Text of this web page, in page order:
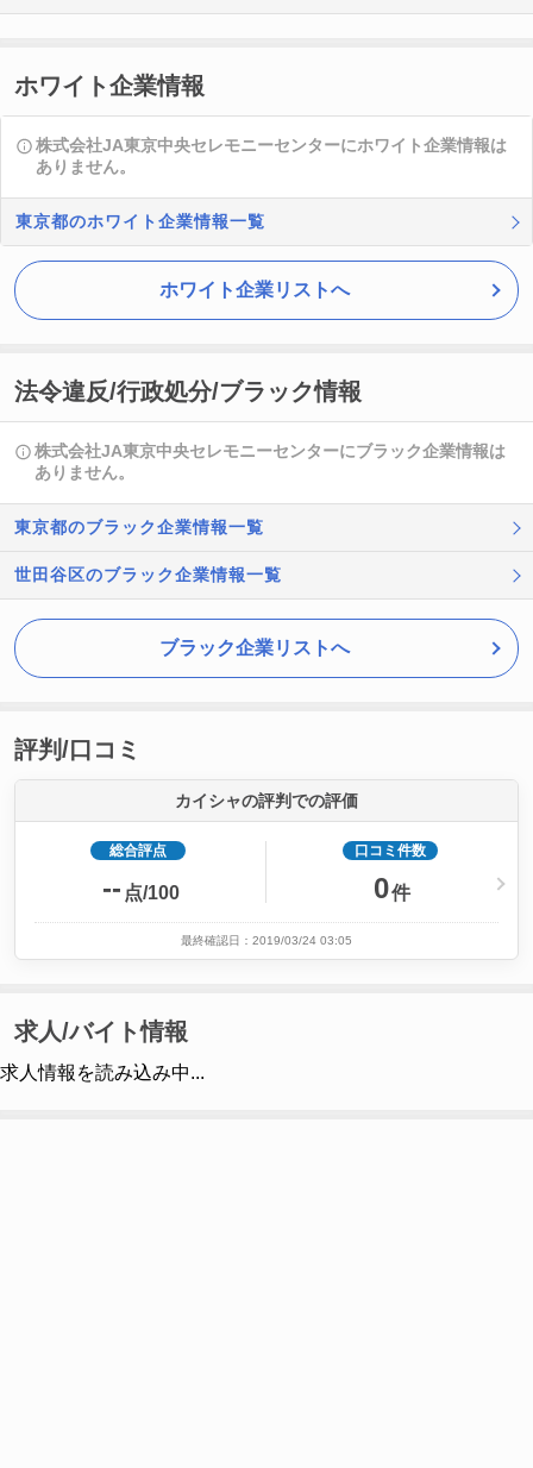
ホワイト企業情報
株式会社JA東京中央セレモニーセンターにホワイト企業情報は
ありません。
東京都のホワイト企業情報一覧
ホワイト企業リストへ
法令違反/行政処分/ブラック情報
株式会社JA東京中央セレモニーセンターにブラック企業情報は
ありません。
東京都のブラック企業情報一覧
世田谷区のブラック企業情報一覧
ブラック企業リストへ
評判/口コミ
カイシャの評判での評価
総合評点
-- 点/100
口コミ件数
0件
最終確認日：2019/03/24 03:05
求人/バイト情報
求人情報を読み込み中...